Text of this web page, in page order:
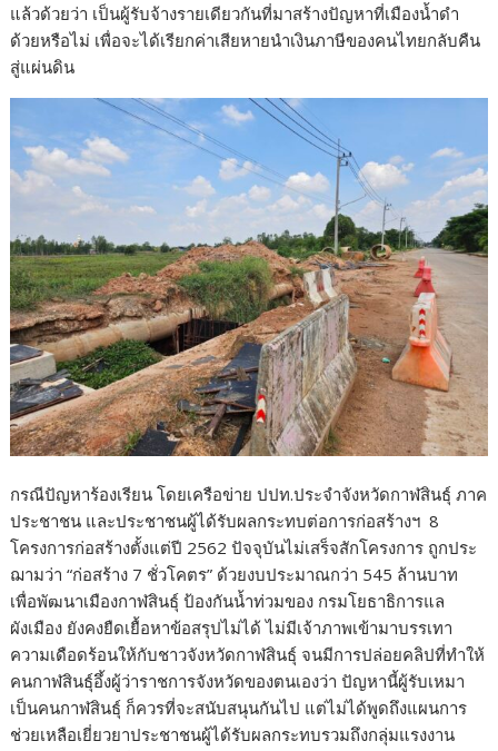
แล้วด้วยว่า เป็นผู้รับจ้างรายเดียวกันที่มาสร้างปัญหาที่เมืองน้ำดำ
ด้วยหรือไม่ เพื่อจะได้เรียกค่าเสียหายนำเงินภาษีของคนไทยกลับคืน
สู่แผ่นดิน
กรณีปัญหาร้องเรียน โดยเครือข่าย ปปท.ประจำจังหวัดกาฬสินธุ์ ภาค
ประชาชน และประชาชนผู้ได้รับผลกระทบต่อการก่อสร้างฯ 8
โครงการก่อสร้างตั้งแต่ปี 2562 ปัจจุบันไม่เสร็จสักโครงการ ถูกประ
ฌามว่า “ก่อสร้าง 7 ชั่วโคตร” ด้วยงบประมาณกว่า 545 ล้านบาท
เพื่อพัฒนาเมืองกาฬสินธุ์ ป้องกันน้ำท่วมของ กรมโยธาธิการแล
ผังเมือง ยังคงยืดเยื้อหาข้อสรุปไม่ได้ ไม่มีเจ้าภาพเข้ามาบรรเทา
ความเดือดร้อนให้กับชาวจังหวัดกาฬสินธุ์ จนมีการปล่อยคลิปที่ทำให้
คนกาฬสินธุ์อึ้งผู้ว่าราชการจังหวัดของตนเองว่า ปัญหานี้ผู้รับเหมา
เป็นคนกาฬสินธุ์ ก็ควรที่จะสนับสนุนกันไป แต่ไม่ได้พูดถึงแผนการ
ช่วยเหลือเยี่ยวยาประชาชนผู้ได้รับผลกระทบรวมถึงกลุ่มแรงงาน